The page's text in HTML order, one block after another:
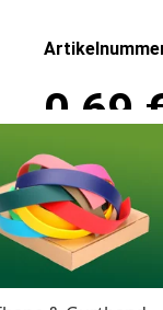
0,69
Inkl. MwSt., exkl.
Seil aus
Kaufen Sie 30
Kaufen Sie
Anzahl